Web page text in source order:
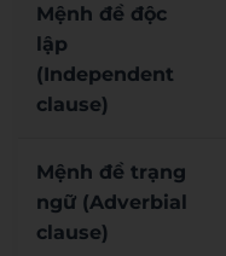
Mệnh đề độc
lập
(Independent
clause)
Mệnh đề trạng
ngữ (Adverbial
clause)